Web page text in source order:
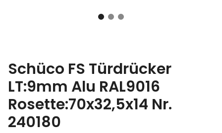
Schüco FS Türdrücker
LT:9mm Alu RAL9016
Rosette:70x32,5x14 Nr.
240180